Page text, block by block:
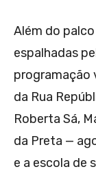
Além do
espalhadas
programação
da Rua
Roberta Sá,
da Preta —
e a escola de